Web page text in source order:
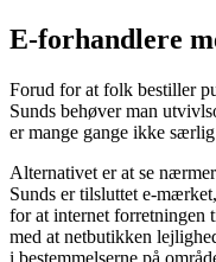
E-forhandlere
Forud for at folk bestiller
Sunds behøver man
er mange gange ikke
Alternativet er at se
Sunds er tilsluttet e-
for at internet forretningen
med at netbutikken
i bestemmelserne på